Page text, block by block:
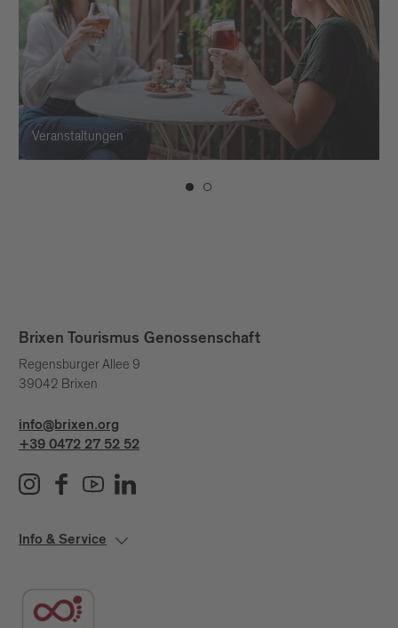
Veranstaltungen
Brixen Tourismus Genossenschaft
Regensburger Allee 9
39042 Brixen
info@brixen.org
+39 0472 27 52 52
Info & Service